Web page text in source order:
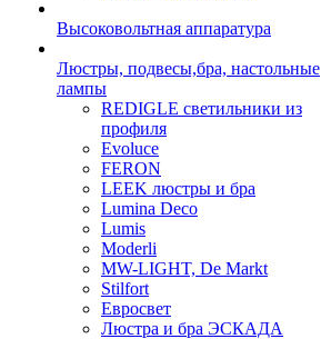
Высоковольтная аппаратура
Люстры, подвесы,бра, настольные
лампы
REDIGLE светильники из
профиля
Evoluce
FERON
LEEK люстры и бра
Lumina Deco
Lumis
Moderli
MW-LIGHT, De Markt
Stilfort
Евросвет
Люстра и бра ЭСКАДА